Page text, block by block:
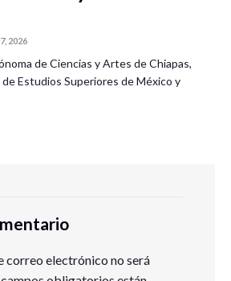
2026
de Ciencias y Artes de Chiapas,
Estudios Superiores de México y
correo electrónico no será